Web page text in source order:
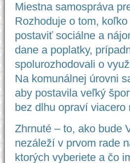
Miestna samospráva
Rozhoduje o tom,
postaviť sociálne a
dane a poplatky,
spolurozhodovali o
Na komunálnej úrovni
aby postavila veľký
bez dlhu opraví
Zhrnuté – to, ako bude
nezáleží v prvom rade
ktorých vyberiete a čo